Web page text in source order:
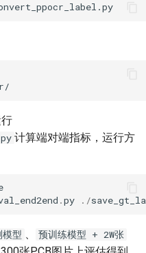
计算端对端指标，运行方
.py ./
型 、
预训练模型 + 2W张